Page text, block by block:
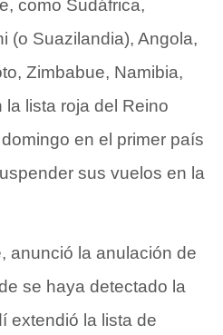
como Sudáfrica,
(o Suazilandia), Angola,
Zimbabue, Namibia,
lista roja del Reino
en el primer país
sus vuelos en la
anunció la anulación de
se haya detectado la
extendió la lista de